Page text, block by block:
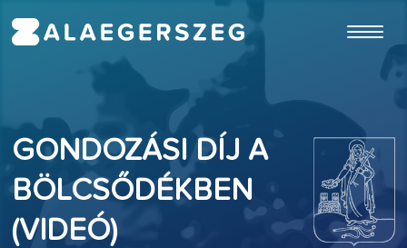
GONDOZÁSI DÍJ A
BÖLCSŐDÉKBEN
(VIDEÓ)